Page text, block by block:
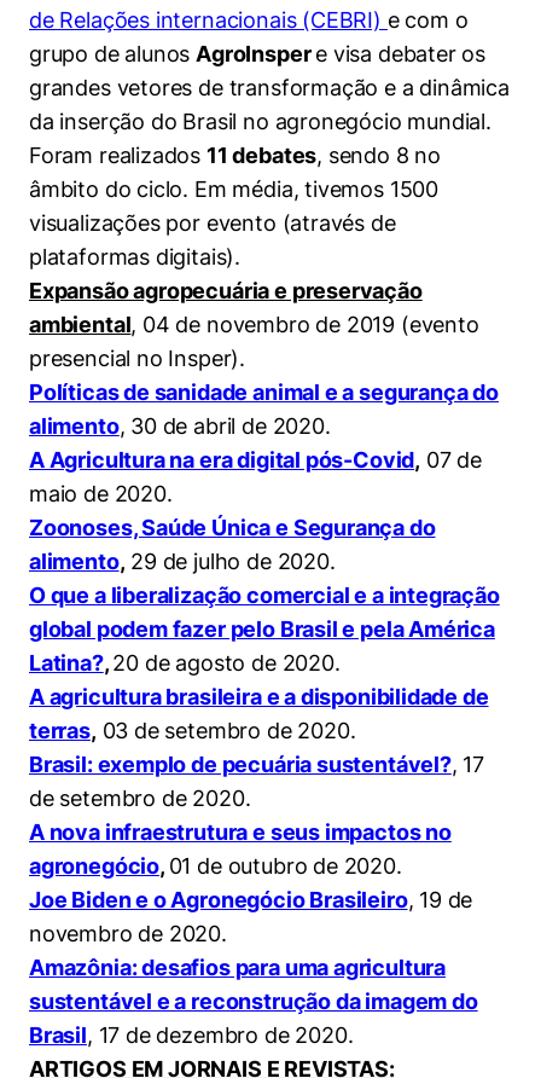
de Relações internacionais (CEBRI) e com o
grupo de alunos AgroInspere visa debater os
grandes vetores de transformação e a dinâmica
da inserção do Brasil no agronegócio mundial.
Foram realizados 11 debates, sendo 8 no
âmbito do ciclo. Em média, tivemos 1500
visualizações por evento (através de
plataformas digitais).
Expansão agropecuária e preservação
ambiental, 04 de novembro de 2019 (evento
presencial no Insper).
Políticas de sanidade animal e a segurança do
alimento, 30 de abril de 2020.
A Agricultura na era digital pós-Covid, 07 de
maio de 2020.
Zoonoses, Saúde Única e Segurança do
alimento, 29 de julho de 2020.
O que a liberalização comercial e a integração
global podem fazer pelo Brasil e pela América
Latina?,20 de agosto de 2020.
A agricultura brasileira e a disponibilidade de
terras, 03 de setembro de 2020.
Brasil: exemplo de pecuária sustentável?, 17
de setembro de 2020.
A nova infraestrutura e seus impactos no
agronegócio, 01 de outubro de 2020.
Joe Biden e o Agronegócio Brasileiro, 19 de
novembro de 2020.
Amazônia: desafios para uma agricultura
sustentável e a reconstrução da imagem do
Brasil, 17 de dezembro de 2020.
ARTIGOS EM JORNAIS E REVISTAS: